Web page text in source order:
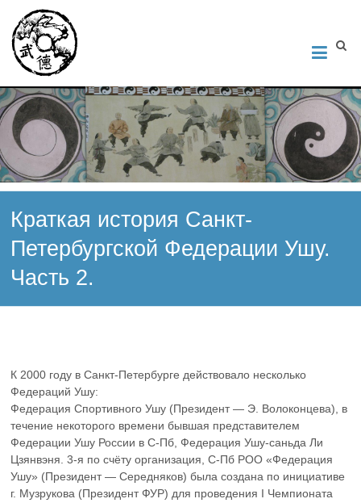
Институт Исследования Внутреннего Искусства
Школа тайцзи-цюань стиля Чэнь, Петербург. Руководитель
Андрей Середняков.
Краткая история Санкт-
Петербургской Федерации Ушу.
Часть 2.
К 2000 году в Санкт-Петербурге действовало несколько
Федераций Ушу:
Федерация Спортивного Ушу (Президент — Э. Волоконцева), в
течение некоторого времени бывшая представителем
Федерации Ушу России в С-Пб, Федерация Ушу-саньда Ли
Цзянвэня. 3-я по счёту организация, С-Пб РОО «Федерация
Ушу» (Президент — Середняков) была создана по инициативе
г. Музрукова (Президент ФУР) для проведения I Чемпионата